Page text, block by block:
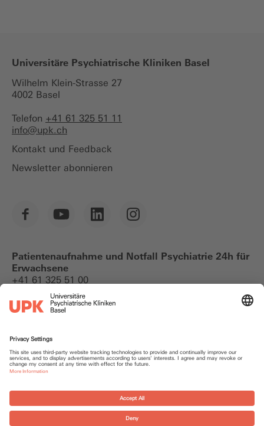
Universitäre Psychiatrische Kliniken Basel
Wilhelm Klein-Strasse 27
4002 Basel
Telefon +41 61 325 51 11
info@upk.ch
Kontakt und Feedback
Newsletter abonnieren
Patientenaufnahme und Notfall Psychiatrie 24h für
Erwachsene
+41 61 325 51 00
Notfallkontakte
Datenschutz
Impressum
Login UPK intern
Cookie